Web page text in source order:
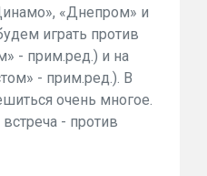
«Днепром» и
играть против
- прим.ред.) и на
- прим.ред.). В
очень многое.
- против